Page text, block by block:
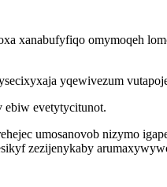
xanabufyfiqo omymoqeh
yqewivezum
ebiw evetytycitunot.
umosanovob nizymo
zezijenykaby